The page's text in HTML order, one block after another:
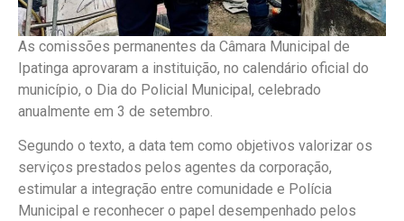
As comissões permanentes da Câmara Municipal de
Ipatinga aprovaram a instituição, no calendário oficial do
município, o Dia do Policial Municipal, celebrado
anualmente em 3 de setembro.
Segundo o texto, a data tem como objetivos valorizar os
serviços prestados pelos agentes da corporação,
estimular a integração entre comunidade e Polícia
Municipal e reconhecer o papel desempenhado pelos